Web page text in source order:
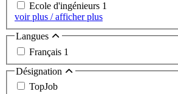
Ecole d'ingénieurs 1
voir plus / afficher plus
Langues
Français 1
Désignation
TopJob